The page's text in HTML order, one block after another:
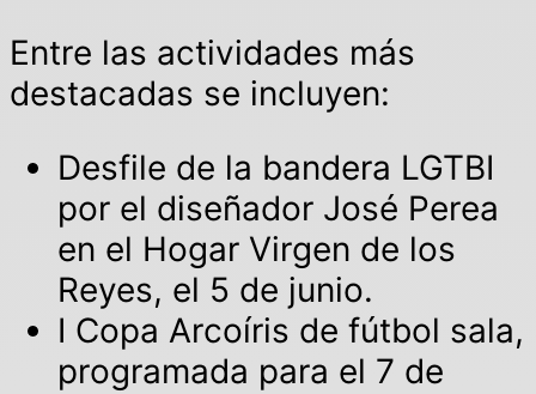
Entre las actividades más
destacadas se incluyen:
Desfile de la bandera LGTBI
por el diseñador José Perea
en el Hogar Virgen de los
Reyes, el 5 de junio.
I Copa Arcoíris de fútbol sala,
programada para el 7 de